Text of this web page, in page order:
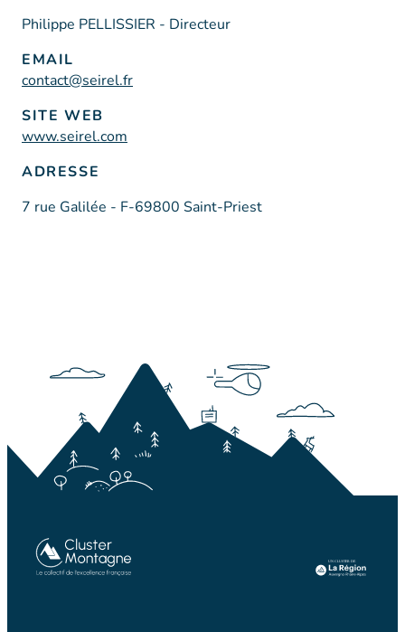
Philippe PELLISSIER - Directeur
EMAIL
contact@seirel.fr
SITE WEB
www.seirel.com
ADRESSE
7 rue Galilée - F-69800 Saint-Priest